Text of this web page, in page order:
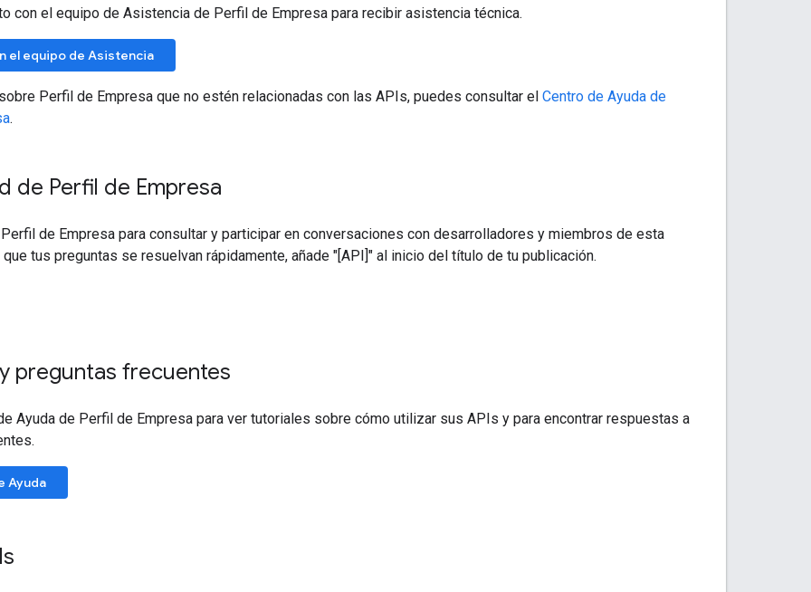
con el equipo de Asistencia de Perfil de Empresa para recibir asistencia técnica.
el equipo de Asistencia
Perfil de Empresa que no estén relacionadas con las APIs, puedes consultar el Centro de Ayuda de
.
de Perfil de Empresa
de Empresa para consultar y participar en conversaciones con desarrolladores y miembros de esta
que tus preguntas se resuelvan rápidamente, añade "[API]" al inicio del título de tu publicación.
preguntas frecuentes
Ayuda de Perfil de Empresa para ver tutoriales sobre cómo utilizar sus APIs y para encontrar respuestas a
Ayuda